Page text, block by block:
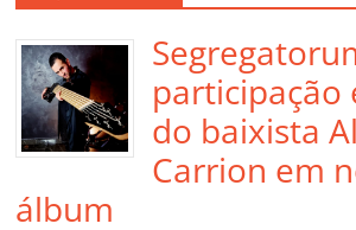
participação
do baixista
Carrion em
álbum